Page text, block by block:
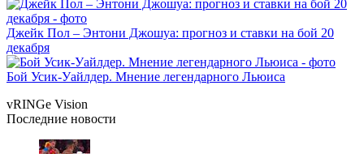
Джейк Пол – Энтони Джошуа: прогноз и ставки на бой 20
декабря
Бой Усик-Уайлдер. Мнение легендарного Льюиса
vRINGe Vision
Последние новости